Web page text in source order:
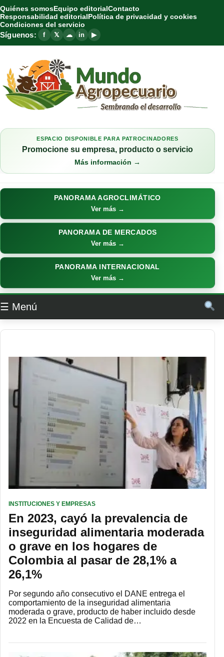
Quiénes somosEquipo editorialContacto
Responsabilidad editorialPolítica de privacidad y cookies
Condiciones del servicio
Síguenos: f 𝕏 ☁ in ▶
ESPACIO DISPONIBLE PARA PATROCINADORES
Promocione su empresa, producto o servicio
Más información →
PANORAMA AGROCLIMÁTICO
Ver más →
PANORAMA DE MERCADOS
Ver más →
PANORAMA INTERNACIONAL
Ver más →
☰ Menú
INSTITUCIONES Y EMPRESAS
En 2023, cayó la prevalencia de
inseguridad alimentaria moderada
o grave en los hogares de
Colombia al pasar de 28,1% a
26,1%
Por segundo año consecutivo el DANE entrega el
comportamiento de la inseguridad alimentaria
moderada o grave, producto de haber incluido desde
2022 en la Encuesta de Calidad de…